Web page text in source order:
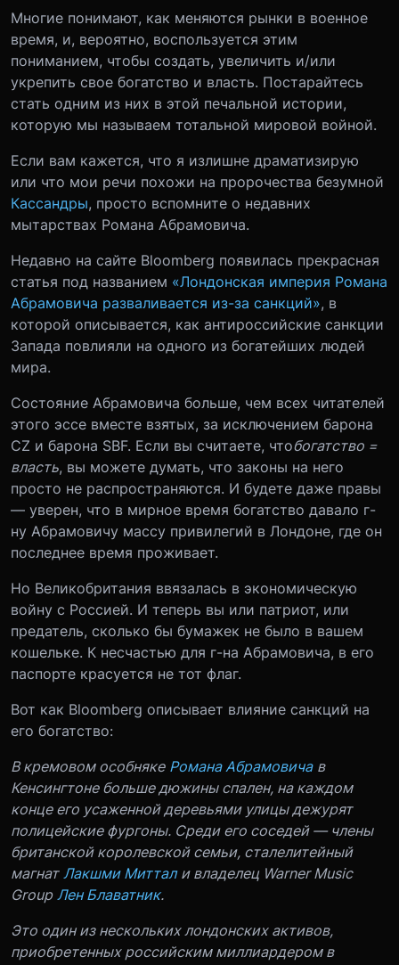
Многие понимают, как меняются рынки в военное
время, и, вероятно, воспользуется этим
пониманием, чтобы создать, увеличить и/или
укрепить свое богатство и власть. Постарайтесь
стать одним из них в этой печальной истории,
которую мы называем тотальной мировой войной.
Если вам кажется, что я излишне драматизирую
или что мои речи похожи на пророчества безумной
Кассандры, просто вспомните о недавних
мытарствах Романа Абрамовича.
Недавно на сайте Bloomberg появилась прекрасная
статья под названием «Лондонская империя Романа
Абрамовича разваливается из-за санкций», в
которой описывается, как антироссийские санкции
Запада повлияли на одного из богатейших людей
мира.
Состояние Абрамовича больше, чем всех читателей
этого эссе вместе взятых, за исключением барона
CZ и барона SBF. Если вы считаете, чтобогатство =
власть, вы можете думать, что законы на него
просто не распространяются. И будете даже правы
— уверен, что в мирное время богатство давало г-
ну Абрамовичу массу привилегий в Лондоне, где он
последнее время проживает.
Но Великобритания ввязалась в экономическую
войну с Россией. И теперь вы или патриот, или
предатель, сколько бы бумажек не было в вашем
кошельке. К несчастью для г-на Абрамовича, в его
паспорте красуется не тот флаг.
Вот как Bloomberg описывает влияние санкций на
его богатство:
В кремовом особняке Романа Абрамовича в
Кенсингтоне больше дюжины спален, на каждом
конце его усаженной деревьями улицы дежурят
полицейские фургоны. Среди его соседей — члены
британской королевской семьи, сталелитейный
магнат Лакшми Миттал и владелец Warner Music
Group Лен Блаватник.
Это один из нескольких лондонских активов,
приобретенных российским миллиардером в